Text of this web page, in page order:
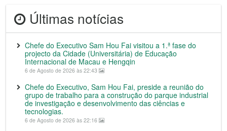
Últimas notícias
Chefe do Executivo Sam Hou Fai visitou a 1.ª fase do
projecto da Cidade (Universitária) de Educação
Internacional de Macau e Hengqin
6 de Agosto de 2026 às 22:43
Chefe do Executivo, Sam Hou Fai, preside a reunião do
grupo de trabalho para a construção do parque industrial
de investigação e desenvolvimento das ciências e
tecnologias.
6 de Agosto de 2026 às 22:16